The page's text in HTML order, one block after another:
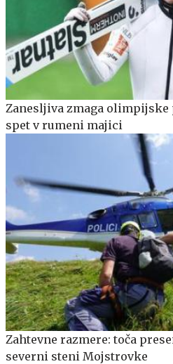
Zanesljiva zmaga olimpijske
spet v rumeni majici
Zahtevne razmere: toča
severni steni Mojstrovke